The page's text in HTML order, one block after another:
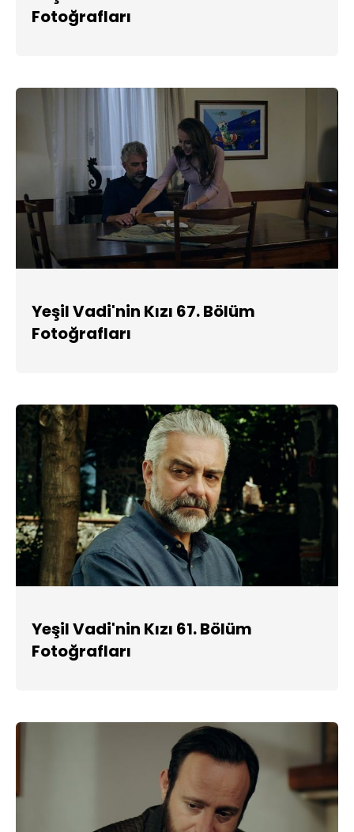
Fotoğrafları
Yeşil Vadi'nin Kızı 67. Bölüm
Fotoğrafları
Yeşil Vadi'nin Kızı 61. Bölüm
Fotoğrafları